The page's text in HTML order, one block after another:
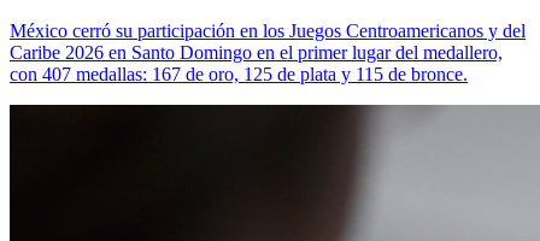
México cerró su participación en los Juegos Centroamericanos y del
Caribe 2026 en Santo Domingo en el primer lugar del medallero,
con 407 medallas: 167 de oro, 125 de plata y 115 de bronce.